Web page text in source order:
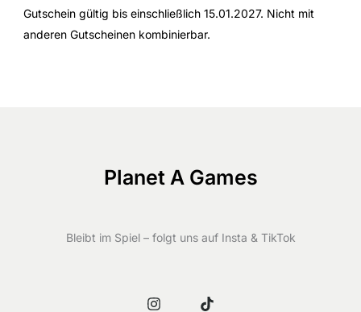
Gutschein gültig bis einschließlich 15.01.2027. Nicht mit
anderen Gutscheinen kombinierbar.
Planet A Games
Bleibt im Spiel – folgt uns auf Insta & TikTok